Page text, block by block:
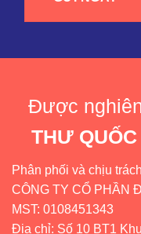
Được
THƯ
Phân phối và chịu
CÔNG TY CỔ PHẦN
MST: 0108451343
Địa chỉ: Số 10 BT1